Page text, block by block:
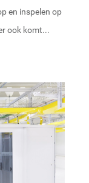
en inspelen op
ook komt...